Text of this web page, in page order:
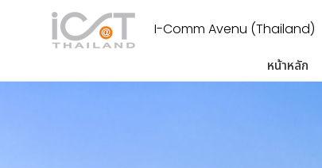
I-Comm Avenu (Thailand)
หน้าหลัก